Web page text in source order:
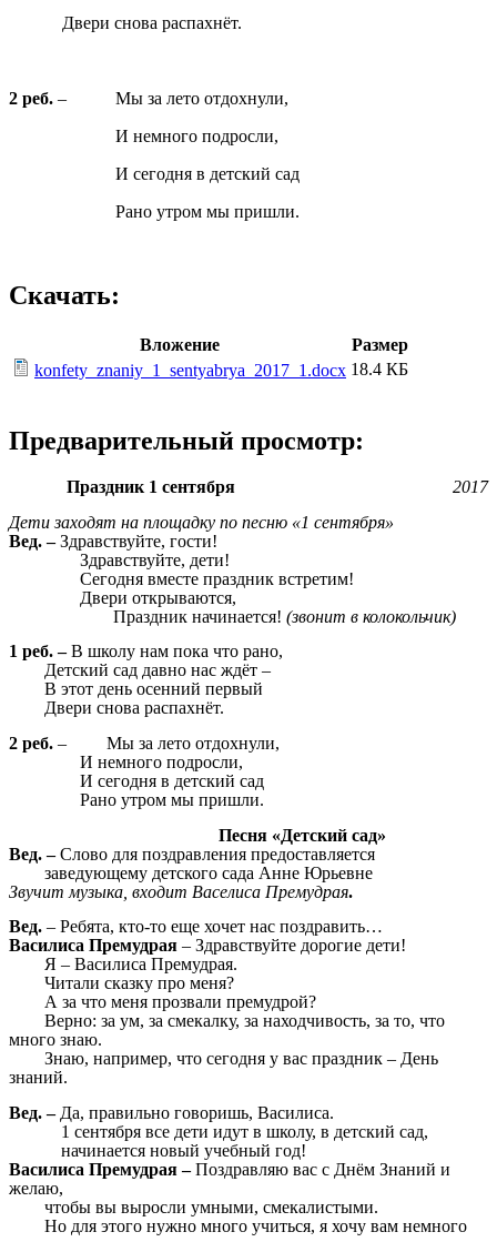
Двери снова распахнёт.
2 реб. – Мы за лето отдохнули,
И немного подросли,
И сегодня в детский сад
Рано утром мы пришли.
Скачать:
Вложение
Размер
konfety_znaniy_1_sentyabrya_2017_1.docx 18.4 КБ
Предварительный просмотр:
Праздник 1 сентября 2017
Дети заходят на площадку по песню «1 сентября»
Вед. – Здравствуйте, гости!
Здравствуйте, дети!
Сегодня вместе праздник встретим!
Двери открываются,
Праздник начинается!(звонит в колокольчик)
1 реб. –В школу нам пока что рано,
Детский сад давно нас ждёт –
В этот день осенний первый
Двери снова распахнёт.
2 реб. – Мы за лето отдохнули,
И немного подросли,
И сегодня в детский сад
Рано утром мы пришли.
Песня «Детский сад»
Вед. –Слово для поздравления предоставляется
заведующему детского сада Анне Юрьевне
Звучит музыка, входит Васелиса Премудрая.
Вед. – Ребята, кто-то еще хочет нас поздравить…
Василиса Премудрая – Здравствуйте дорогие дети!
Я – Василиса Премудрая.
Читали сказку про меня?
А за что меня прозвали премудрой?
Верно: за ум, за смекалку, за находчивость, за то, что
много знаю.
Знаю, например, что сегодня у вас праздник – День
знаний.
Вед. –Да, правильно говоришь, Василиса.
1 сентября все дети идут в школу, в детский сад,
начинается новый учебный год!
Василиса Премудрая –Поздравляю вас с Днём Знаний и
желаю,
чтобы вы выросли умными, смекалистыми.
Но для этого нужно много учиться, я хочу вам немного